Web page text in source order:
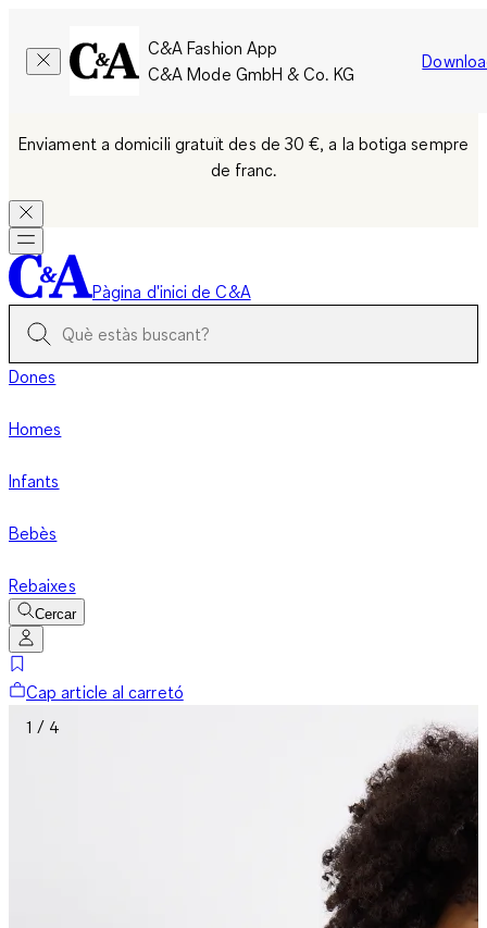
C&A Fashion App
C&A Mode GmbH & Co. KG
Enviament a domicili gratuït des de 30 €, a la botiga sempre
de franc.
Pàgina d'inici de C&A
Dones
Homes
Infants
Bebès
Rebaixes
Cercar
Cap article al carretó
1 / 4